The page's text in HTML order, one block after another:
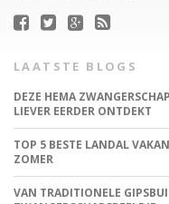
LAATSTE BLOGS
DEZE HEMA
LIEVER EERDER ONTDEKT
TOP 5 BESTE LANDAL
ZOMER
VAN TRADITIONELE